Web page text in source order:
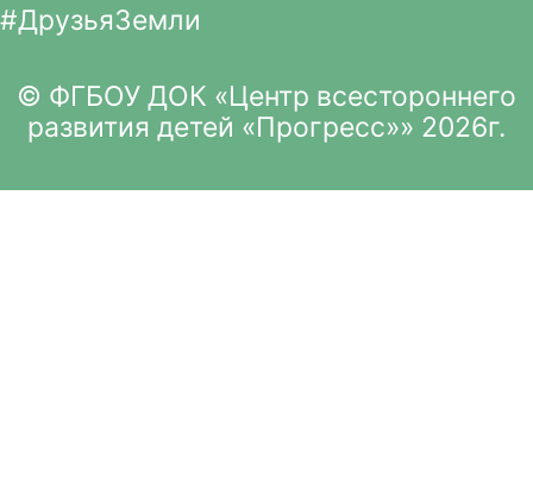
#ДрузьяЗемли
© ФГБОУ ДОК «Центр всестороннего
развития детей «Прогресс»» 2026г.